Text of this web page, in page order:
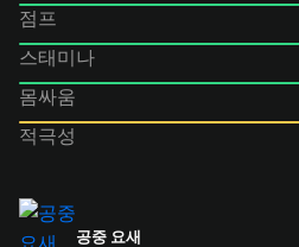
점프
스태미나
몸싸움
적극성
공중 요새